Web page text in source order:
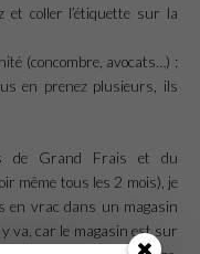
et coller l’étiquette sur la
(concombre, avocats…) :
en prenez plusieurs, ils
de Grand Frais et du
même tous les 2 mois), je
en vrac dans un magasin
va, car le magasin est sur